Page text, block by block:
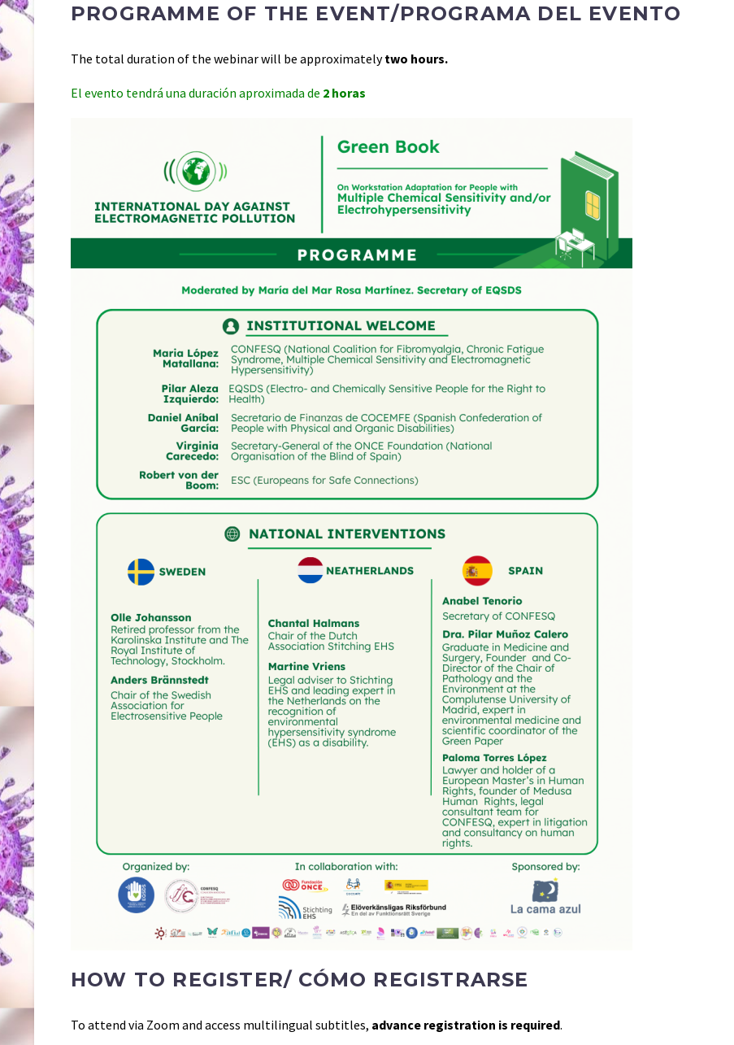
PROGRAMME OF THE EVENT/PROGRAMA DEL EVENTO
The total duration of the webinar will be approximatelytwo hours.
El evento tendrá una duración aproximada de 2 horas
HOW TO REGISTER/ CÓMO REGISTRARSE
To attend via Zoom and access multilingual subtitles, advance registration is required.